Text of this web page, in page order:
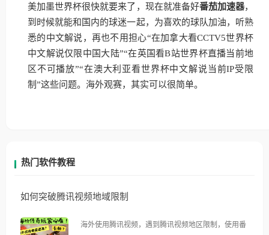
美加墨世界杯很快就要来了，现在就准备好番茄加速器，
到时候就能和国内的球迷一起，为喜欢的球队加油，听熟
悉的中文解说，再也不用担心“在加拿大看CCTV5世界杯
中文解说仅限中国大陆”“在英国看B站世界杯直播当前地
区不可播放”“在澳大利亚看世界杯中文解说当前IP受限
制”这些问题。海外观赛，其实可以很简单。
热门软件教程
如何突破腾讯视频地域限制
海外使用腾讯视频，遇到腾讯视频地区限制，使用番